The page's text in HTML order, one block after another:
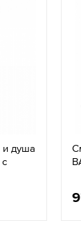
и душа